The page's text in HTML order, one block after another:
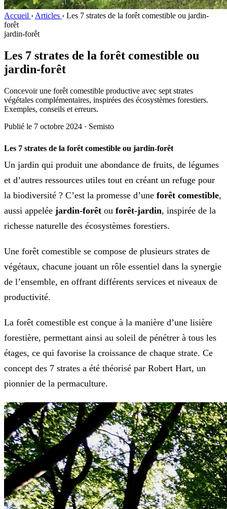
Accueil › Articles › Les 7 strates de la forêt comestible ou jardin-
forêt
jardin-forêt
Les 7 strates de la forêt comestible ou
jardin-forêt
Concevoir une forêt comestible productive avec sept strates
végétales complémentaires, inspirées des écosystèmes forestiers.
Exemples, conseils et erreurs.
Publié le 7 octobre 2024 · Semisto
Les 7 strates de la forêt comestible ou jardin-forêt
Un jardin qui produit une abondance de fruits, de légumes
et d’autres ressources utiles tout en créant un refuge pour
la biodiversité ? C’est la promesse d’une forêt comestible,
aussi appelée jardin-forêt ou forêt-jardin, inspirée de la
richesse naturelle des écosystèmes forestiers.
Une forêt comestible se compose de plusieurs strates de
végétaux, chacune jouant un rôle essentiel dans la synergie
de l’ensemble, en offrant différents services et niveaux de
productivité.
La forêt comestible est conçue à la manière d’une lisière
forestière, permettant ainsi au soleil de pénétrer à tous les
étages, ce qui favorise la croissance de chaque strate. Ce
concept des 7 strates a été théorisé par Robert Hart, un
pionnier de la permaculture.